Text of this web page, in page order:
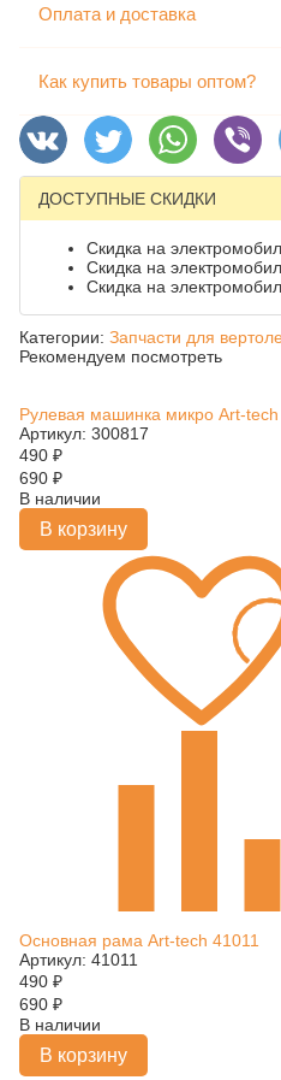
Оплата и доставка
Как купить товары оптом?
ДОСТУПНЫЕ СКИДКИ
Скидка на
Скидка на
Скидка на
Категории: Запчасти для
Рекомендуем посмотреть
Рулевая машинка микро Art-
Артикул: 300817
490 ₽
690 ₽
В наличии
В корзину
Основная рама Art-tech 41011
Артикул: 41011
490 ₽
690 ₽
В наличии
В корзину